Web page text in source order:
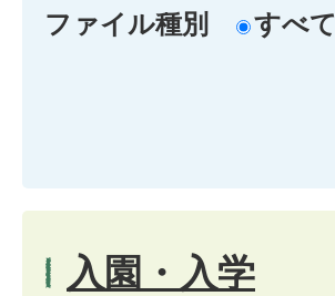
ファイル種別 すべて
入園・入学